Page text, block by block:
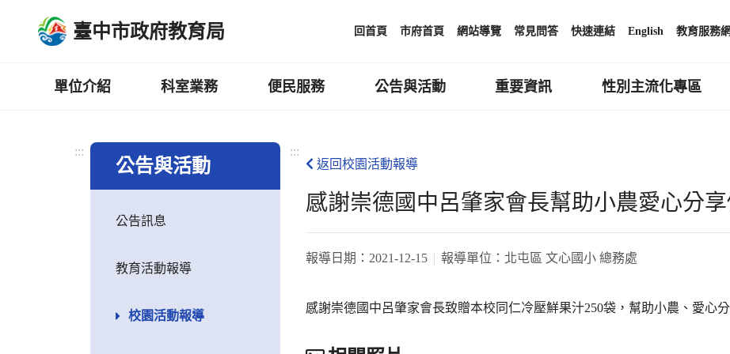
臺中市政府教育局 回首頁 市府首頁 網站導覽 常見問答 快速連結 English 教育服務網
單位介紹 科室業務 便民服務 公告與活動 重要資訊 性別主流化專區
:::
公告與活動
公告訊息
教育活動報導
校園活動報導
:::
返回校園活動報導
感謝崇德國中呂肇家會長幫助小農愛心分
報導日期： 2021-12-15 報導單位： 北屯區 文心國小 總務處
感謝崇德國中呂肇家會長致贈本校同仁冷壓鮮果汁250袋，幫助小農、愛心